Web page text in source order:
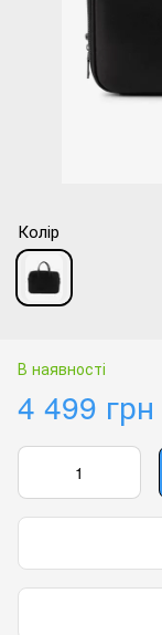
Колір
В наявності
4 499 грн